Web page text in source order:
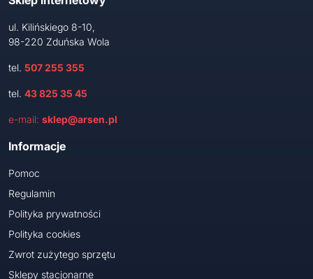
ul. Kilińskiego 8-10,
98-220 Zduńska Wola
tel. 507 255 355
tel. 43 825 35 45
e-mail: sklep@arsen.pl
Informacje
Pomoc
Regulamin
Polityka prywatności
Polityka cookies
Zwrot zużytego sprzętu
Sklepy stacjonarne